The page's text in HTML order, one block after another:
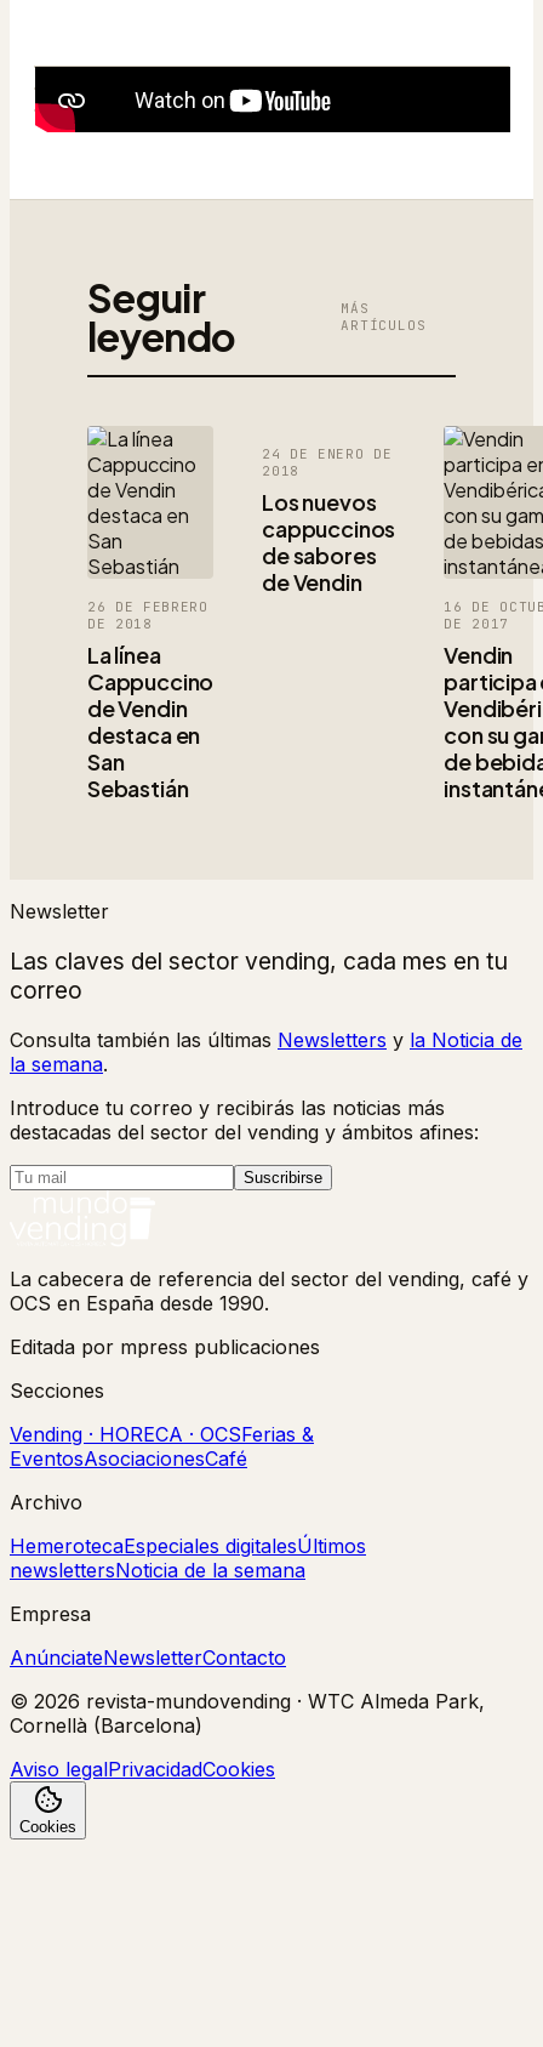
Seguir
leyendo
MÁS
ARTÍCULOS
26 DE FEBRERO
DE 2018
La línea
Cappuccino
de Vendin
destaca en
San
Sebastián
24 DE ENERO DE
2018
Los nuevos
cappuccinos
de sabores
de Vendin
16 DE
DE 2017
Vendin
participa
con su
de
Newsletter
Las claves del sector vending, cada mes en tu
correo
Consulta también las últimas Newsletters y la Noticia de
la semana.
Introduce tu correo y recibirás las noticias más
destacadas del sector del vending y ámbitos afines:
Suscribirse
La cabecera de referencia del sector del vending, café y
OCS en España desde 1990.
Editada por mpress publicaciones
Secciones
Vending · HORECA · OCSFerias &
EventosAsociacionesCafé
Archivo
HemerotecaEspeciales digitalesÚltimos
newslettersNoticia de la semana
Empresa
AnúnciateNewsletterContacto
© 2026 revista-mundovending · WTC Almeda Park,
Cornellà (Barcelona)
Aviso legalPrivacidadCookies
Cookies